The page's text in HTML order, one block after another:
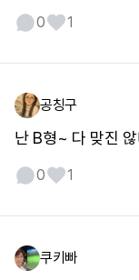
0 1
공칭구
난 B형~ 다 맞진
0 1
쿠키빠